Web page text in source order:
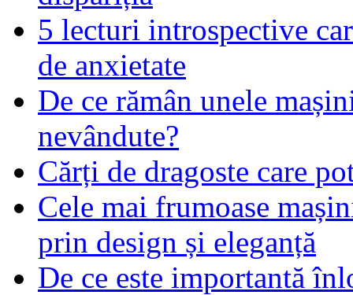
5 lecturi introspective
de anxietate
De ce rămân unele
nevândute?
Cărți de dragoste care
Cele mai frumoase
prin design și eleganță
De ce este importantă